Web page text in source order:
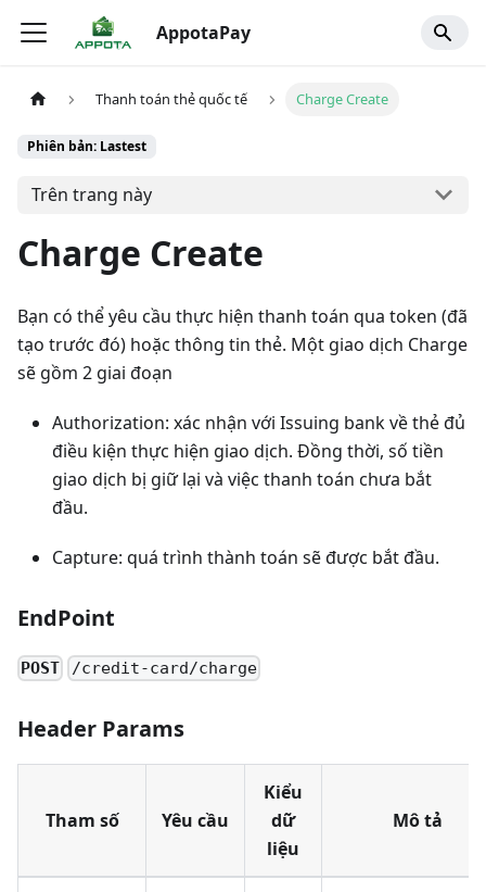
AppotaPay
Thanh toán thẻ quốc tế Charge Create
Phiên bản: Lastest
Trên trang này
Charge Create
Bạn có thể yêu cầu thực hiện thanh toán qua token (đã
tạo trước đó) hoặc thông tin thẻ. Một giao dịch Charge
sẽ gồm 2 giai đoạn
Authorization: xác nhận với Issuing bank về thẻ đủ
điều kiện thực hiện giao dịch. Đồng thời, số tiền
giao dịch bị giữ lại và việc thanh toán chưa bắt
đầu.
Capture: quá trình thành toán sẽ được bắt đầu.
EndPoint
POST /credit-card/charge
Header Params
Tham số Yêu cầu
Kiểu
dữ
liệu
Mô tả